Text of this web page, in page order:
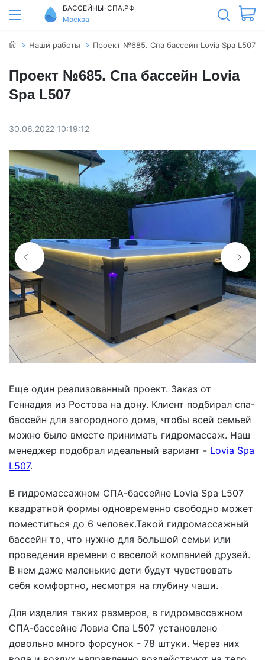
БАССЕЙНЫ-СПА.РФ
Москва
Наши работы Проект №685. Спа бассейн Lovia Spa L507
Проект №685. Спа бассейн Lovia
Spa L507
30.06.2022 10:19:12
Еще один реализованный проект. Заказ от
Геннадия из Ростова на дону. Клиент подбирал спа-
бассейн для загородного дома, чтобы всей семьей
можно было вместе принимать гидромассаж. Наш
менеджер подобрал идеальный вариант - Lovia Spa
L507.
В гидромассажном СПА-бассейне Lovia Spa L507
квадратной формы одновременно свободно может
поместиться до 6 человек.Такой гидромассажный
бассейн то, что нужно для большой семьи или
проведения времени с веселой компанией друзей.
В нем даже маленькие дети будут чувствовать
себя комфортно, несмотря на глубину чаши.
Для изделия таких размеров, в гидромассажном
СПА-бассейне Ловиа Спа L507 установлено
довольно много форсунок - 78 штуки. Через них